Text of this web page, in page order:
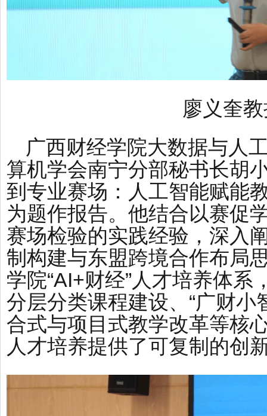
廖义奎
广西财经学院大数据与人
算机学会南宁分部秘书长胡
到专业赛场：人工智能赋能
为题作报告。他结合以赛促
赛场检验的实践经验，深入
制构建与东盟跨境合作布局
学院“AI+财经”人才培养体
分层分类课程建设、“广财小
合式与项目式教学改革等核
人才培养提供了可复制的创